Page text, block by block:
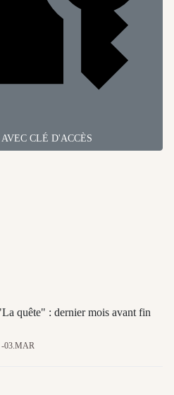
CLÉ D'ACCÈS
quête" : dernier mois avant fin
03.MAR